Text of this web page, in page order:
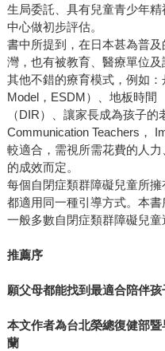
生局委託、具有兒童青少年
中心做初步評估。
書中所提到，在日本甚為普
灣，也有被教育、醫療單位
其他不錯的療育模式，例如
Model，ESDM）、地板時間
（DIR）、讓家長成為孩子
Communication Teachers，
較適合，需視所需花費的人
的成效而定。
每個自閉症類群障礙兒童所
都適用同一種引導方式。本
一般多數自閉症類群障礙兒童
推薦序
願父母都能找到最適合陪伴
本文作者為台北榮總復健部
蘭